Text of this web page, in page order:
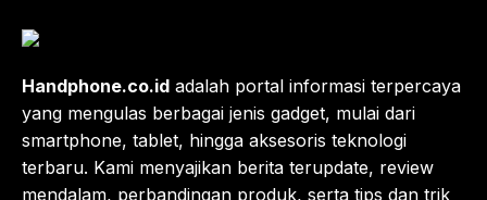
Handphone.co.id adalah portal informasi terpercaya
yang mengulas berbagai jenis gadget, mulai dari
smartphone, tablet, hingga aksesoris teknologi
terbaru. Kami menyajikan berita terupdate, review
mendalam, perbandingan produk, serta tips dan trik